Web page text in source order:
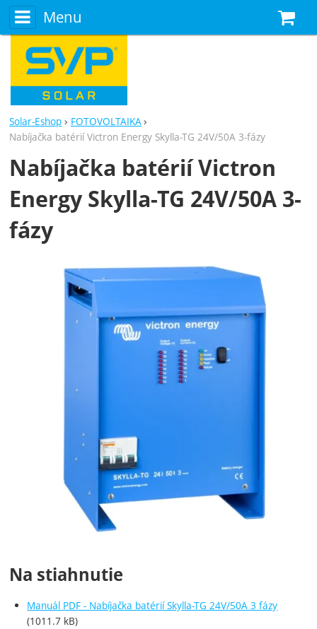
Menu
Solar-Eshop
FOTOVOLTAIKA
Nabíjačka batérií Victron Energy Skylla-TG 24V/50A 3-fázy
Nabíjačka batérií Victron
Energy Skylla-TG 24V/50A 3-
fázy
Fotografie
Na stiahnutie
Manuál PDF - Nabíjačka batérií Skylla-TG 24V/50A 3 fázy
(1011.7 kB)